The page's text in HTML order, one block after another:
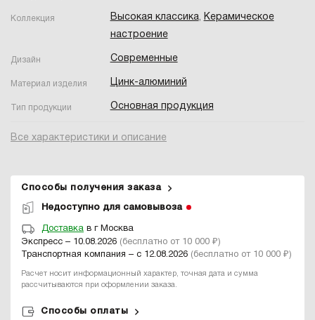
Коллекция Высокая классика, Керамическое
настроение
Дизайн Современные
Материал изделия Цинк-алюминий
Тип продукции Основная продукция
Все характеристики и описание
Способы получения заказа
Недоступно для самовывоза
Доставка в г Москва
Экспресс – 10.08.2026 (бесплатно от 10 000 ₽)
Транспортная компания – с 12.08.2026 (бесплатно от 10 000 ₽)
Расчет носит информационный характер, точная дата и сумма
рассчитываются при оформлении заказа.
Способы оплаты